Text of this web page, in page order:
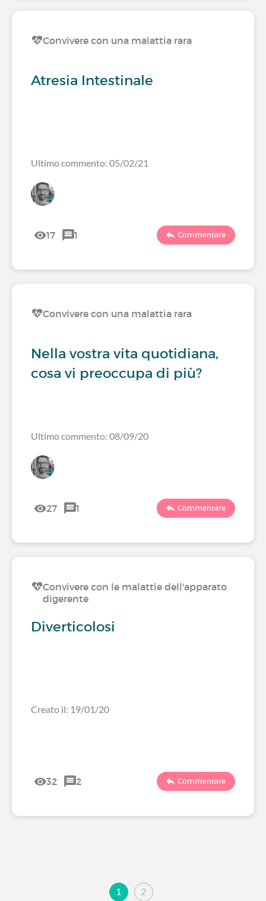
Convivere con una malattia rara
Atresia Intestinale
Ultimo commento: 05/02/21
17 1 Commentare
Convivere con una malattia rara
Nella vostra vita quotidiana,
cosa vi preoccupa di più?
Ultimo commento: 08/09/20
27 1 Commentare
Convivere con le malattie dell'apparato
digerente
Diverticolosi
Creato il: 19/01/20
32 2 Commentare
1 2